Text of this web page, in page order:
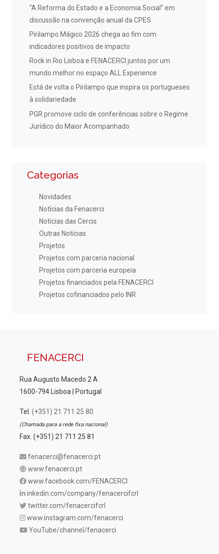
“A Reforma do Estado e a Economia Social” em
discussão na convenção anual da CPES
Pirilampo Mágico 2026 chega ao fim com
indicadores positivos de impacto
Rock in Rio Lisboa e FENACERCI juntos por um
mundo melhor no espaço ALL Experience
Está de volta o Pirilampo que inspira os portugueses
à solidariedade
PGR promove ciclo de conferências sobre o Regime
Jurídico do Maior Acompanhado
Categorias
Novidades
Notícias da Fenacerci
Notícias das Cercis
Outras Notícias
Projetos
Projetos com parceria nacional
Projetos com parceria europeia
Projetos financiados pela FENACERCI
Projetos cofinanciados pelo INR
FENACERCI
Rua Augusto Macedo 2 A
1600-794 Lisboa | Portugal
Tel. (+351) 21 711 25 80
(Chamada para a rede fixa nacional)
Fax. (+351) 21 711 25 81
fenacerci@fenacerci.pt
www.fenacerci.pt
www.facebook.com/FENACERCI
inkedin.com/company/fenacercifcrl
twitter.com/fenacercifcrl
www.instagram.com/fenacerci
YouTube/channel/fenacerci